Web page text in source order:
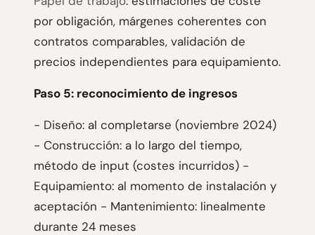
por obligación, márgenes coherentes con
contratos comparables, validación de
precios independientes para equipamiento.
Paso 5: reconocimiento de ingresos
- Diseño: al completarse (noviembre 2024)
- Construcción: a lo largo del tiempo,
método de input (costes incurridos) -
Equipamiento: al momento de instalación y
aceptación - Mantenimiento: linealmente
durante 24 meses